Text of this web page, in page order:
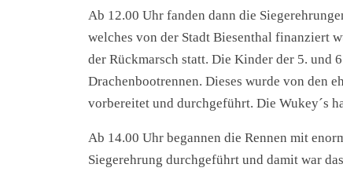
Ab 12.00 Uhr fanden dann die
welches von der Stadt Biesenthal finanziert
der Rückmarsch statt. Die Kinder der 5. und
Drachenbootrennen. Dieses wurde von den
vorbereitet und durchgeführt. Die Wukey´s
Ab 14.00 Uhr begannen die Rennen mit
Siegerehrung durchgeführt und damit war